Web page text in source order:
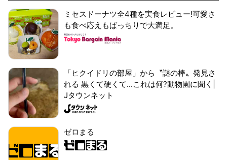
ミセスドーナツ全4種を実食レビュー!可愛さ
も食べ応えもばっちりで大満足。
「ヒクイドリの部屋」から〝謎の棒〟発見さ
れる 黒くて硬くて...これは何?動物園に聞く|
Jタウンネット
ゼロまる